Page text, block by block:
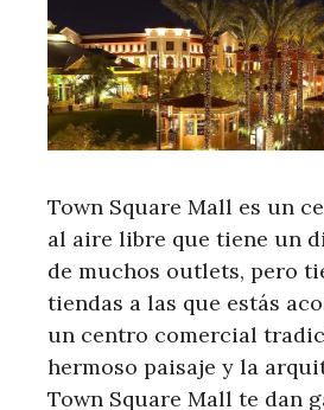
Town Square Mall es un
al aire libre que tiene un
de muchos outlets, pero
tiendas a las que estás
un centro comercial
hermoso paisaje y la
Town Square Mall te dan